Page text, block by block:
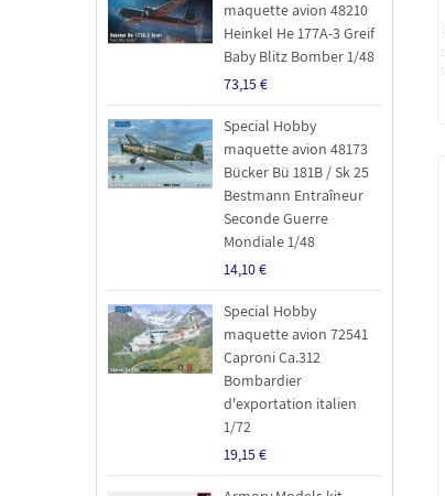
maquette avion 48210
Heinkel He 177A-3 Greif
Baby Blitz Bomber 1/48
73,15 €
Special Hobby
maquette avion 48173
Bücker Bü 181B / Sk 25
Bestmann Entraîneur
Seconde Guerre
Mondiale 1/48
14,10 €
Special Hobby
maquette avion 72541
Caproni Ca.312
Bombardier
d'exportation italien
1/72
19,15 €